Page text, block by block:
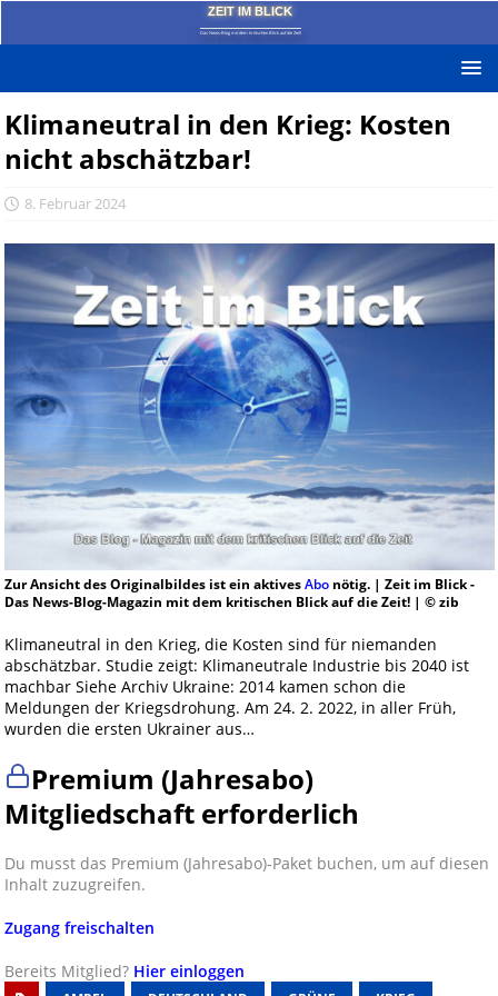
ZEIT IM BLICK
Das News-Blog mit dem kritischen Blick auf die Zeit!
Klimaneutral in den Krieg: Kosten
nicht abschätzbar!
8. Februar 2024
Zur Ansicht des Originalbildes ist ein aktivesAbonötig. | Zeit im Blick -
Das News-Blog-Magazin mit dem kritischen Blick auf die Zeit! | © zib
Klimaneutral in den Krieg, die Kosten sind für niemanden
abschätzbar. Studie zeigt: Klimaneutrale Industrie bis 2040 ist
machbar Siehe Archiv Ukraine: 2014 kamen schon die
Meldungen der Kriegsdrohung. Am 24. 2. 2022, in aller Früh,
wurden die ersten Ukrainer aus…
Premium (Jahresabo)
Mitgliedschaft erforderlich
Du musst das Premium (Jahresabo)-Paket buchen, um auf diesen
Inhalt zuzugreifen.
Zugang freischalten
Bereits Mitglied? Hier einloggen